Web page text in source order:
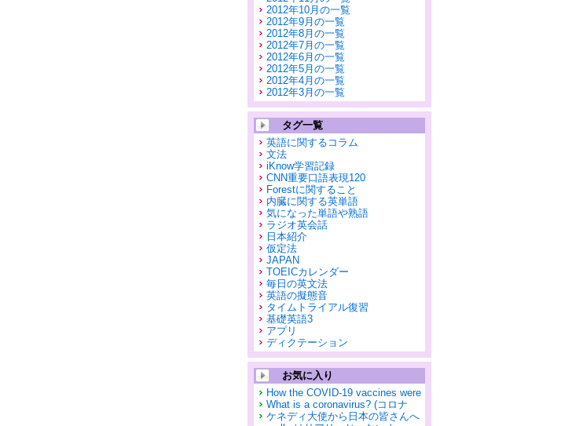
2012年10月の一覧
2012年9月の一覧
2012年8月の一覧
2012年7月の一覧
2012年6月の一覧
2012年5月の一覧
2012年4月の一覧
2012年3月の一覧
タグ一覧
英語に関するコラム
文法
iKnow学習記録
CNN重要口語表現120
Forestに関すること
内臓に関する英単語
気になった単語や熟語
ラジオ英会話
日本紹介
仮定法
JAPAN
TOEICカレンダー
毎日の英文法
英語の擬態音
タイムトライアル復習
基礎英語3
アプリ
ディクテーション
お気に入り
How the COVID-19 vaccines were
What is a coronavirus? (コロナ
ケネディ大使から日本の皆さんへ